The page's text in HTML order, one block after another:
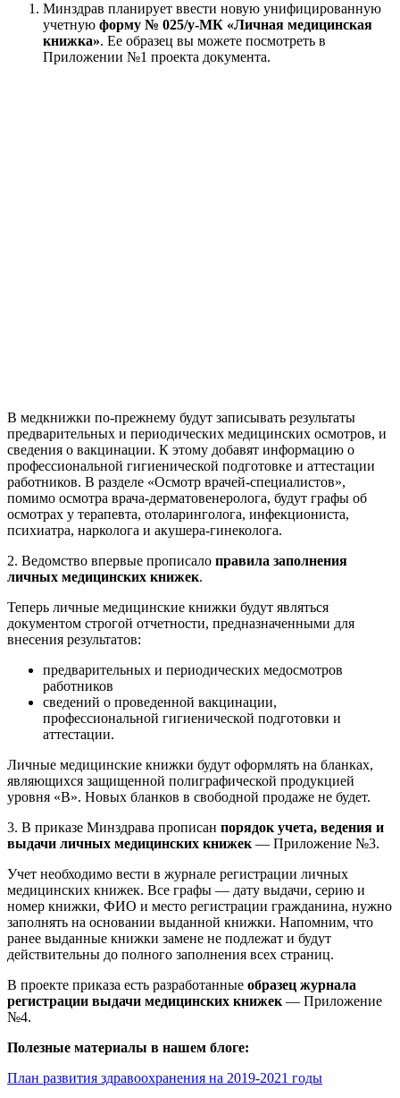
Минздрав планирует ввести новую унифицированную
учетную форму № 025/у-МК «Личная медицинская
книжка». Ее образец вы можете посмотреть в
Приложении №1 проекта документа.
В медкнижки по-прежнему будут записывать результаты
предварительных и периодических медицинских осмотров, и
сведения о вакцинации. К этому добавят информацию о
профессиональной гигиенической подготовке и аттестации
работников. В разделе «Осмотр врачей-специалистов»,
помимо осмотра врача-дерматовенеролога, будут графы об
осмотрах у терапевта, отоларинголога, инфекциониста,
психиатра, нарколога и акушера-гинеколога.
2. Ведомство впервые прописало правила заполнения
личных медицинских книжек.
Теперь личные медицинские книжки будут являться
документом строгой отчетности, предназначенными для
внесения результатов:
предварительных и периодических медосмотров
работников
сведений о проведенной вакцинации,
профессиональной гигиенической подготовки и
аттестации.
Личные медицинские книжки будут оформлять на бланках,
являющихся защищенной полиграфической продукцией
уровня «В». Новых бланков в свободной продаже не будет.
3. В приказе Минздрава прописан порядок учета, ведения и
выдачи личных медицинских книжек— Приложение №3.
Учет необходимо вести в журнале регистрации личных
медицинских книжек. Все графы — дату выдачи, серию и
номер книжки, ФИО и место регистрации гражданина, нужно
заполнять на основании выданной книжки. Напомним, что
ранее выданные книжки замене не подлежат и будут
действительны до полного заполнения всех страниц.
В проекте приказа есть разработанные образец журнала
регистрации выдачи медицинских книжек— Приложение
№4.
Полезные материалы в нашем блоге:
План развития здравоохранения на 2019-2021 годы